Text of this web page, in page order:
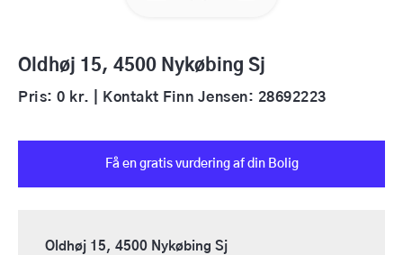
Oldhøj 15, 4500 Nykøbing Sj
Pris: 0 kr. | Kontakt Finn Jensen: 28692223
Oldhøj 15, 4500 Nykøbing Sj
Få en gratis vurdering af din Bolig